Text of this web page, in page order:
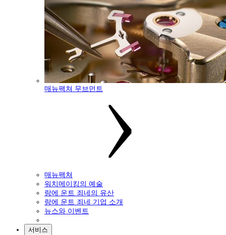
매뉴팩쳐 무브먼트
매뉴팩쳐
워치메이킹의 예술
랑에 운트 죄네의 유산
랑에 운트 죄네 기업 소개
뉴스와 이벤트
서비스